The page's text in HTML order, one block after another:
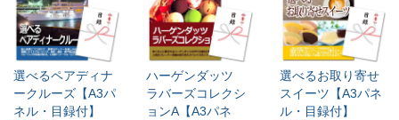
選べるペアディナ
ークルーズ【A3パ
ネル・目録付】
ハーゲンダッツ
ラバーズコレクシ
ョンA【A3パネ
選べるお取り寄せ
スイーツ【A3パネ
ル・目録付】